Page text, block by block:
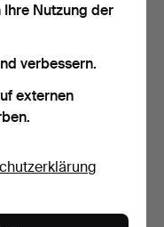
Taschenuhren, 3
USD
Ihre Nutzung der
verbessern.
externen